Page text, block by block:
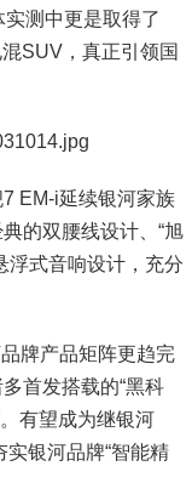
测中更是取得了
SUV，真正引领国
EM-i延续银河家族
的双腰线设计、“旭
浮式音响设计，充分
牌产品矩阵更趋完
首发搭载的“黑科
有望成为继银河
银河品牌“智能精